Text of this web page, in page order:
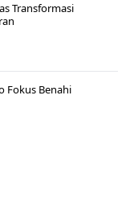
Transformasi
Fokus Benahi